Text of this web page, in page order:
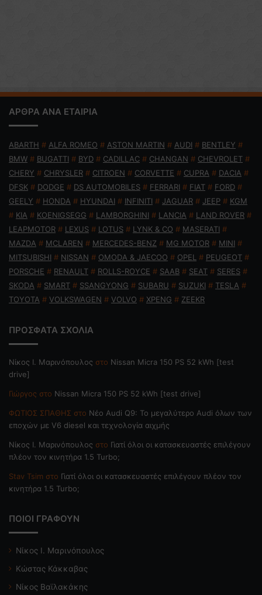
ΑΡΘΡΑ ΑΝΑ ΕΤΑΙΡΙΑ
ABARTH # ALFA ROMEO # ASTON MARTIN # AUDI # BENTLEY #
BMW # BUGATTI # BYD # CADILLAC # CHANGAN # CHEVROLET #
CHERY # CHRYSLER # CITROEN # CORVETTE # CUPRA # DACIA #
DFSK # DODGE # DS AUTOMOBILES # FERRARI # FIAT # FORD #
GEELY # HONDA # HYUNDAI # INFINITI # JAGUAR # JEEP # KGM
# KIA # KOENIGSEGG # LAMBORGHINI # LANCIA # LAND ROVER #
LEAPMOTOR # LEXUS # LOTUS # LYNK & CO # MASERATI #
MAZDA # MCLAREN # MERCEDES-BENZ # MG MOTOR # MINI #
MITSUBISHI # NISSAN # OMODA & JAECOO # OPEL # PEUGEOT #
PORSCHE # RENAULT # ROLLS-ROYCE # SAAB # SEAT # SERES #
SKODA # SMART # SSANGYONG # SUBARU # SUZUKI # TESLA #
TOYOTA # VOLKSWAGEN # VOLVO # XPENG # ZEEKR
ΠΡΟΣΦΑΤΑ ΣΧΟΛΙΑ
Nίκος Ι. Mαρινόπουλος στο Nissan Micra 150 PS 52 kWh [test
drive]
Γιώργος στο Nissan Micra 150 PS 52 kWh [test drive]
ΦΩΤΙΟΣ ΣΠΑΘΗΣ στο Νέο Audi Q9: Το μεγαλύτερο Audi όλων των
εποχών με V6 diesel και τεχνολογία αιχμής
Nίκος Ι. Mαρινόπουλος στο Γιατί όλοι οι κατασκευαστές επιλέγουν
πλέον τον κινητήρα 1.5 Turbo;
Stav Tsim στο Γιατί όλοι οι κατασκευαστές επιλέγουν πλέον τον
κινητήρα 1.5 Turbo;
ΠΟΙΟΙ ΓΡΑΦΟΥΝ
Νίκος Ι. Μαρινόπουλος
Κώστας Κάκκαβας
Νίκος Βαϊλακάκης